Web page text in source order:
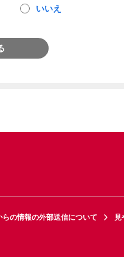
いいえ
の情報の外部送信について
見